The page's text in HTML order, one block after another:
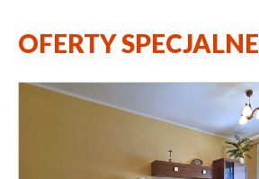
OFERTY SPECJALNE